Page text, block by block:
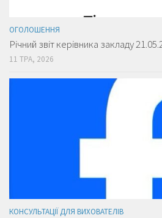
ОГОЛОШЕННЯ
Річний звіт керівника закладу
11 ТРА, 2026
КОНСУЛЬТАЦІЇ ДЛЯ ВИХОВАТЕЛІВ